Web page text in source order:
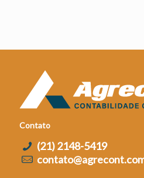
Contato
(21) 2148-5419